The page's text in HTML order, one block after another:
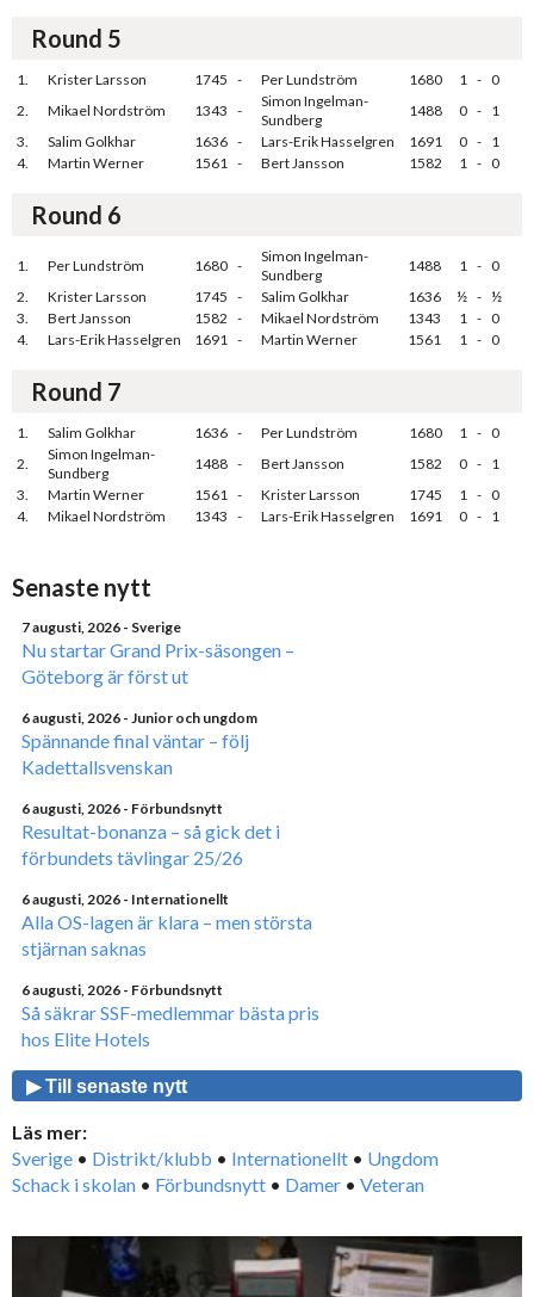
Round 5
1. Krister Larsson 1745 - Per Lundström 1680 1 - 0
2.
Mikael Nordström 1343 -
Simon Ingelman-
Sundberg
1488 0 - 1
3.
Salim Golkhar 1636 - Lars-Erik Hasselgren 1691 0 - 1
4.
Martin Werner 1561 - Bert Jansson 1582 1 - 0
Round 6
1. Per Lundström 1680 -
Simon Ingelman-
Sundberg
1488 1 - 0
2.
Krister Larsson 1745 - Salim Golkhar 1636 ½ - ½
3.
Bert Jansson 1582 - Mikael Nordström 1343 1 - 0
4.
Lars-Erik Hasselgren 1691 - Martin Werner 1561 1 - 0
Round 7
1. Salim Golkhar 1636 - Per Lundström 1680 1 - 0
2.
Simon Ingelman-
Sundberg
1488 - Bert Jansson 1582 0 - 1
3.
Martin Werner 1561 - Krister Larsson 1745 1 - 0
4.
Mikael Nordström 1343 - Lars-Erik Hasselgren 1691 0 - 1
Senaste nytt
7 augusti, 2026 - Sverige
Nu startar Grand Prix-säsongen –
Göteborg är först ut
6 augusti, 2026 - Junior och ungdom
Spännande final väntar – följ
Kadettallsvenskan
6 augusti, 2026 - Förbundsnytt
Resultat-bonanza – så gick det i
förbundets tävlingar 25/26
6 augusti, 2026 - Internationellt
Alla OS-lagen är klara – men största
stjärnan saknas
6 augusti, 2026 - Förbundsnytt
Så säkrar SSF-medlemmar bästa pris
hos Elite Hotels
▶ Till senaste nytt
Läs mer:
Sverige • Distrikt/klubb • Internationellt • Ungdom
Schack i skolan • Förbundsnytt • Damer • Veteran